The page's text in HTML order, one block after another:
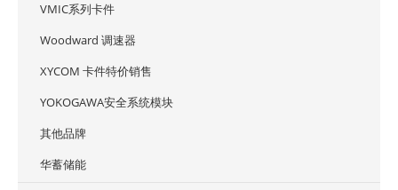
VMIC系列卡件
Woodward 调速器
XYCOM 卡件特价销售
YOKOGAWA安全系统模块
其他品牌
华蓄储能